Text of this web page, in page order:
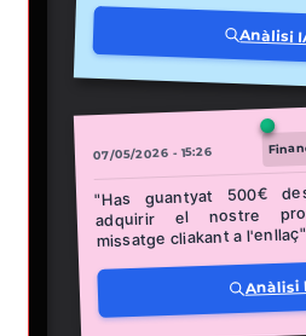
Anàlisi
07/05/2026 - 15:26
"Has guantyat 500€
adquirir el nostre
missatge cliakant a l'enllaç"
Anàlisi